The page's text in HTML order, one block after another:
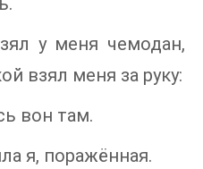
у меня чемодан,
взял меня за руку:
вон там.
я, поражённая.